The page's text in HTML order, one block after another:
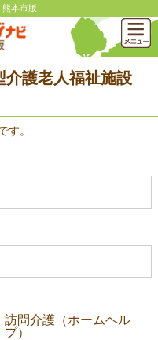
本市版
介護老人福祉施設
す。
訪問介護（ホームヘル
プ）